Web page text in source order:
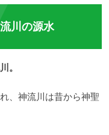
川の源水
。
、神流川は昔から神聖